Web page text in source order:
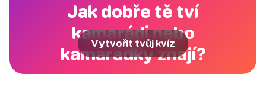
Jak dobře tě tví
kamarádi nebo
kamarádky znají?
Vytvořit tvůj kvíz